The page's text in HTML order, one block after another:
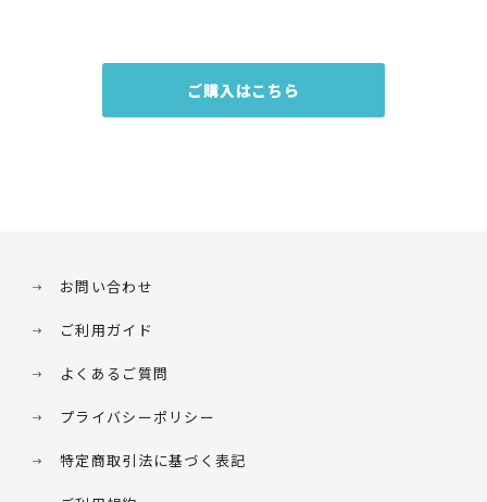
ご購入はこちら
お問い合わせ
ご利用ガイド
よくあるご質問
プライバシーポリシー
特定商取引法に基づく表記